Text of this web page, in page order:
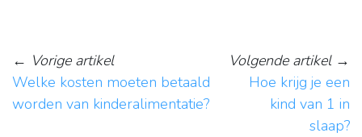
← Vorige artikel
Welke kosten moeten betaald
worden van kinderalimentatie?
Volgende artikel→
Hoe krijg je een
kind van 1 in
slaap?